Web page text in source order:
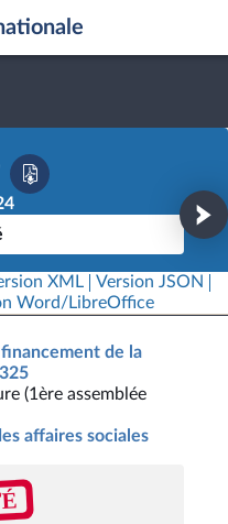
XML
Version JSON
Word/LibreOffice
de la
(1ère assemblée
affaires sociales